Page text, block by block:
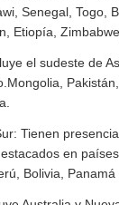
Senegal, Togo,
Etiopía, Zimbabwe
el sudeste de
Tienen
en
Bolivia, Panamá